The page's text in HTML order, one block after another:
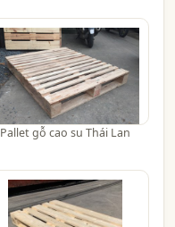
Pallet gỗ cao su Thái Lan